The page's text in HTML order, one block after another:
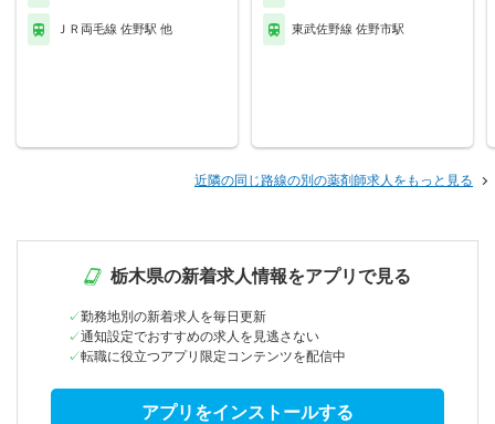
ＪＲ両毛線 佐野駅 他 東武佐野線 佐野市駅
近隣の同じ路線の別の薬剤師求人をもっと見る
栃木県の新着求人情報をアプリで見る
勤務地別の新着求人を毎日更新
通知設定でおすすめの求人を見逃さない
転職に役立つアプリ限定コンテンツを配信中
アプリをインストールする